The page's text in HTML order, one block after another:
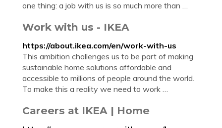
one thing: a job with us is so much more than …
Work with us - IKEA
https://about.ikea.com/en/work-with-us
This ambition challenges us to be part of making
sustainable home solutions affordable and
accessible to millions of people around the world.
To make this a reality we need to work …
Careers at IKEA | Home